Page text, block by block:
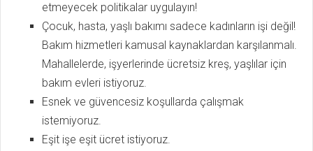
etmeyecek politikalar uy­gulayın!
Çocuk, hasta, yaşlı bakımı sadece kadınların işi değil!
Bakım hizmetleri kamusal kaynaklardan karşılanmalı.
Mahallelerde, işyerlerinde ücretsiz kreş, yaşlılar için
bakım evleri istiyoruz.
Esnek ve güvencesiz koşullarda çalışmak
istemiyoruz.
Eşit işe eşit ücret istiyoruz.